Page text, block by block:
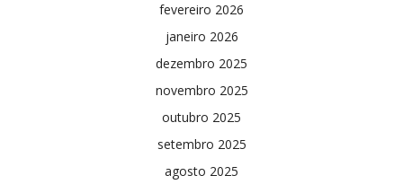
fevereiro 2026
janeiro 2026
dezembro 2025
novembro 2025
outubro 2025
setembro 2025
agosto 2025